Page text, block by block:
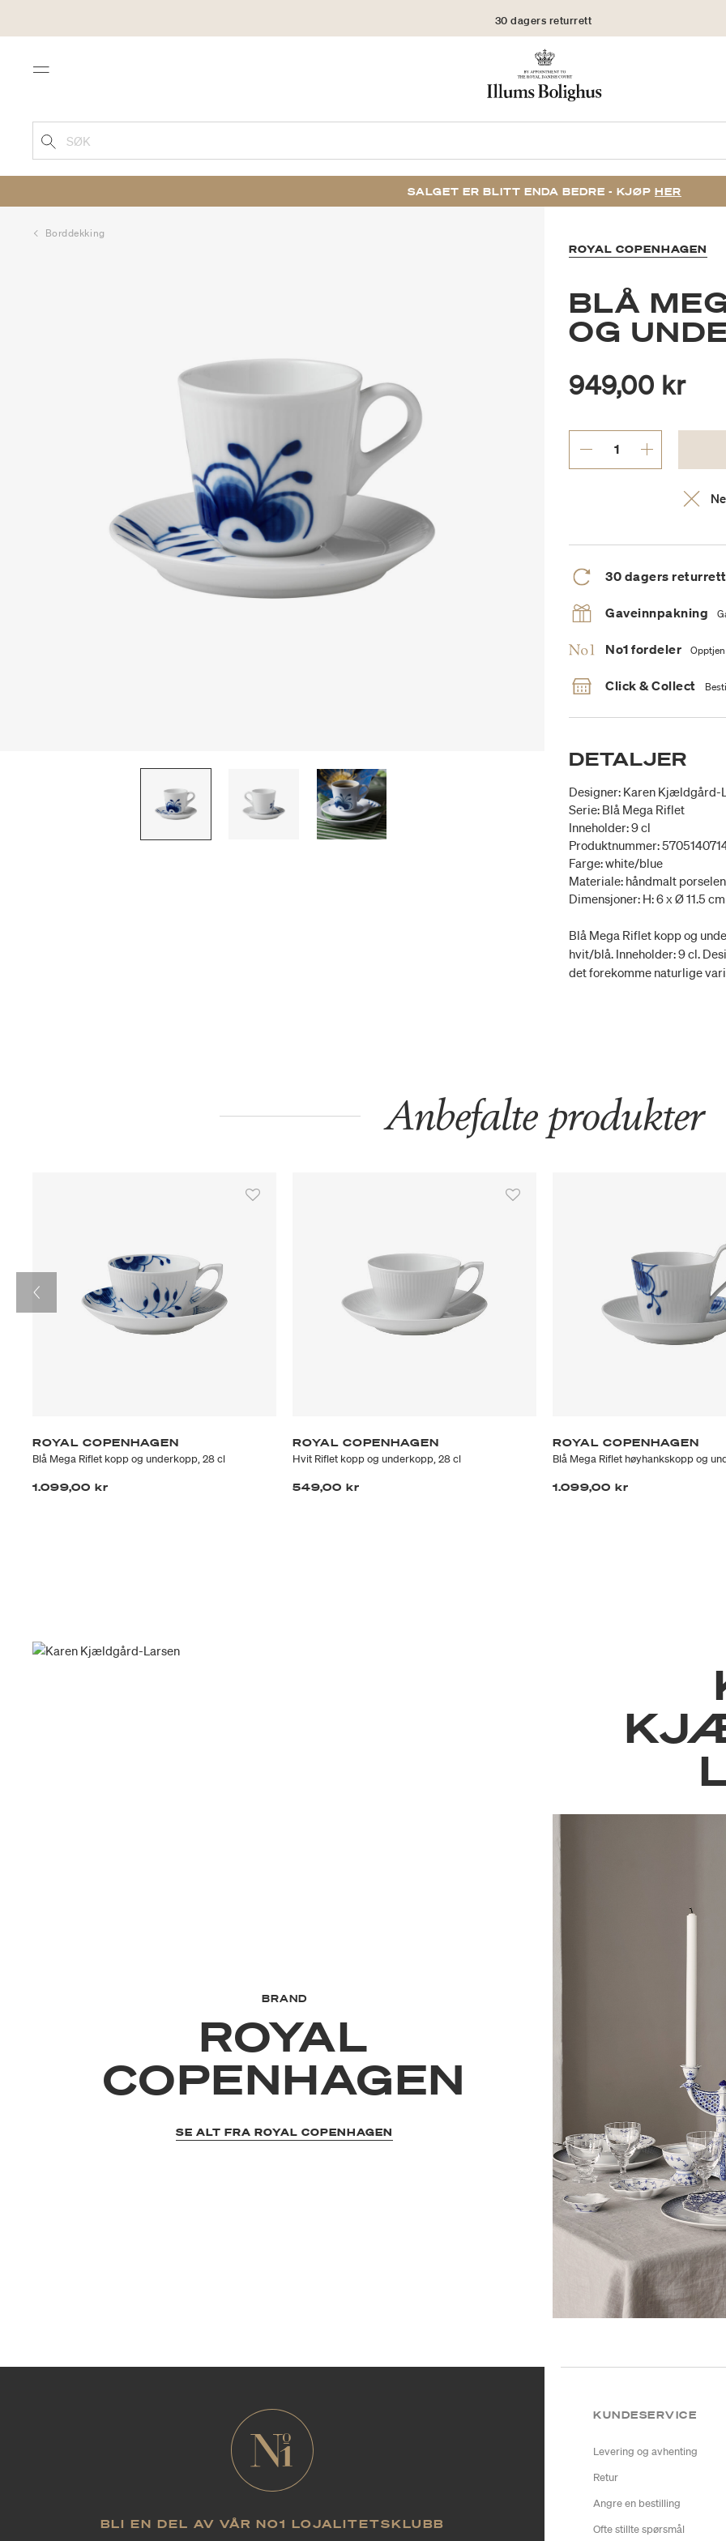
30 dagers returrett
Menu
SØK
SALGET ER BLITT ENDA BEDRE - KJØP HER
Borddekking
ROYAL COPENHAGEN
BLÅ
OG
949,00 kr
30 dagers returrett
Gaveinnpakning
No1 fordeler
Click & Collect
DETALJER
Designer: Karen Kjældgård-
Serie: Blå Mega Riflet
Inneholder: 9 cl
Produktnummer:
Farge: white/blue
Materiale: håndmalt porselen
Dimensjoner: H: 6 x Ø 11.5 cm
Blå Mega Riflet kopp og
hvit/blå. Inneholder: 9 cl.
det forekomme naturlige
Anbefalte produkter
ROYAL COPENHAGEN
Blå Mega Riflet kopp og underkopp, 28 cl
1.099,00 kr
ROYAL COPENHAGEN
Hvit Riflet kopp og underkopp, 28 cl
549,00 kr
ROYAL COPENHAGEN
Blå Mega Riflet høyhankskopp og
1.099,00 kr
BRAND
ROYAL
COPENHAGEN
SE ALT FRA ROYAL COPENHAGEN
BLI EN DEL AV VÅR NO1 LOJALITETSKLUBB
KUNDESERVICE
Levering og avhenting
Retur
Angre en bestilling
Ofte stillte spørsmål